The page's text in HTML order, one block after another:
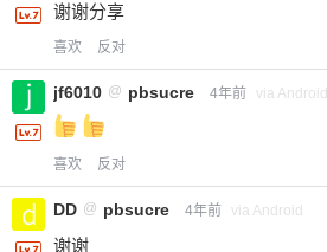
谢谢分享
喜欢 反对
jf6010 @ pbsucre 4年前 via Android
喜欢 反对
DD @ pbsucre 4年前 via Android
谢谢